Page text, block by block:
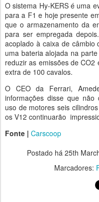
O sistema Hy-KERS é uma
para a F1 e hoje presente
que o armazenamento da
para ser empregada
acoplado à caixa de câmbio
uma bateria alojada na
reduzir as emissões de
extra de 100 cavalos.
O CEO da Ferrari,
informações disse que
uso de motores seis
os V12 continuarão
Fonte | Carscoop
Postado há 25th
Marcadores: